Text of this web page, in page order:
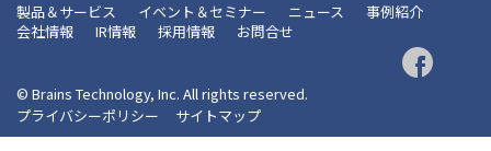
製品＆サービス イベント＆セミナー ニュース
事例紹介
会社情報
IR情報 採用情報 お問合せ
© Brains Technology, Inc. All rights reserved.
プライバシーポリシー
サイトマップ